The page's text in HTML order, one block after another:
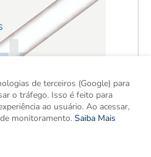
de terceiros (Google) para
o tráfego. Isso é feito para
ao usuário. Ao acessar,
monitoramento. Saiba Mais